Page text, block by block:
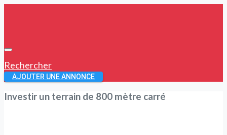
Rechercher
AJOUTER UNE ANNONCE
Investir un terrain de 800 mètre carré